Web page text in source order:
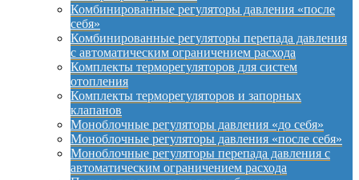
Комбинированные регуляторы давления «после
себя»
Комбинированные регуляторы перепада давления
с автоматическим ограничением расхода
Комплекты терморегуляторов для систем
отопления
Комплекты терморегуляторов и запорных
клапанов
Моноблочные регуляторы давления «до себя»
Моноблочные регуляторы давления «после себя»
Моноблочные регуляторы перепада давления с
автоматическим ограничением расхода